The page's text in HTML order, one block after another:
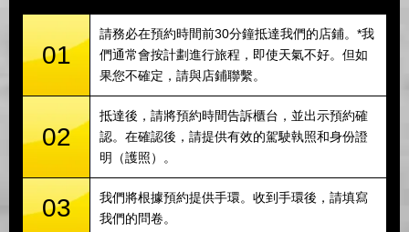
01
請務必在預約時間前30分鐘抵達我們的店鋪。*我
們通常會按計劃進行旅程，即使天氣不好。但如
果您不確定，請與店鋪聯繫。
02
抵達後，請將預約時間告訴櫃台，並出示預約確
認。在確認後，請提供有效的駕駛執照和身份證
明（護照）。
03
我們將根據預約提供手環。收到手環後，請填寫
我們的問卷。